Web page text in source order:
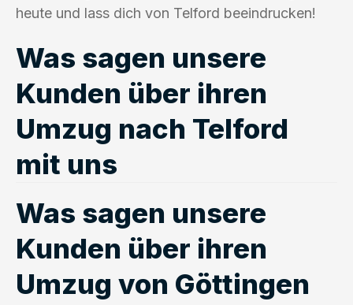
heute und lass dich von Telford beeindrucken!
Was sagen unsere
Kunden über ihren
Umzug nach Telford
mit uns
Was sagen unsere
Kunden über ihren
Umzug von Göttingen